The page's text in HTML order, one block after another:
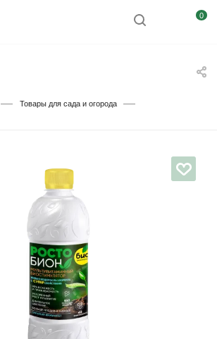
0
— Товары для сада и огорода —